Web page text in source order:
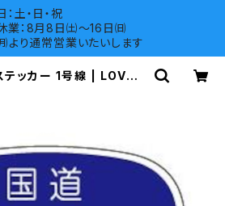
：土・日・祝
業：8月8日㈯～16日㈰
より通常営業いたいします
テッカー 1号線 | LOVES